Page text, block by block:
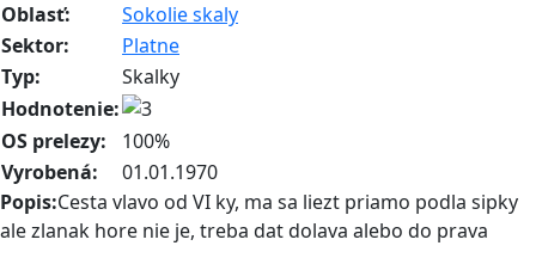
Oblasť:
Sokolie skaly
Sektor:
Platne
Typ:
Skalky
Hodnotenie:
OS prelezy:
100%
Vyrobená:
01.01.1970
Popis:Cesta vlavo od VI ky, ma sa liezt priamo podla sipky
ale zlanak hore nie je, treba dat dolava alebo do prava